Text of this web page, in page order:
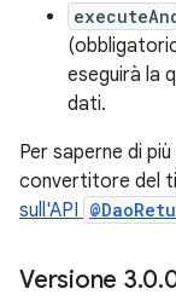
eseguirà la
dati.
Per saperne di
convertitore del
sull'API
Versione 3.0.